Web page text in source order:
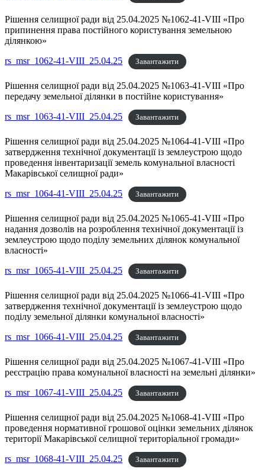
Рішення селищної ради від 25.04.2025 №1062-41-VIII «Про
припинення права постійного користування земельною
ділянкою»
rs_msr_1062-41-VIII_25.04.25
Завантажити
Рішення селищної ради від 25.04.2025 №1063-41-VIII «Про
передачу земельної ділянки в постійне користування»
rs_msr_1063-41-VIII_25.04.25
Завантажити
Рішення селищної ради від 25.04.2025 №1064-41-VIII «Про
затвердження технічної документації із землеустрою щодо
проведення інвентаризації земель комунальної власності
Макарівської селищної ради»
rs_msr_1064-41-VIII_25.04.25
Завантажити
Рішення селищної ради від 25.04.2025 №1065-41-VIII «Про
надання дозволів на розроблення технічної документації із
землеустрою щодо поділу земельних ділянок комунальної
власності»
rs_msr_1065-41-VIII_25.04.25
Завантажити
Рішення селищної ради від 25.04.2025 №1066-41-VIII «Про
затвердження технічної документації із землеустрою щодо
поділу земельної ділянки комунальної власності»
rs_msr_1066-41-VIII_25.04.25
Завантажити
Рішення селищної ради від 25.04.2025 №1067-41-VIII «Про
реєстрацію права комунальної власності на земельні ділянки»
rs_msr_1067-41-VIII_25.04.25
Завантажити
Рішення селищної ради від 25.04.2025 №1068-41-VIII «Про
проведення нормативної грошової оцінки земельних ділянок
території Макарівської селищної територіальної громади»
rs_msr_1068-41-VIII_25.04.25
Завантажити